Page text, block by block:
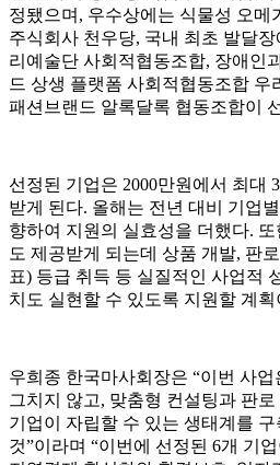
정됐으며, 우수상에는 식물성 오메
주식회사 천우당, 국내 최초 발달
리예술단 사회적협동조합, 장애인
드 상생 플랫폼 사회적협동조합 우
패션브랜드 알록달록 협동조합이
선정된 기업은 2000만원에서 최대
받게 된다. 올해는 전년 대비 기업
향하여 지원의 실효성을 더했다.
도 제공받게 되는데 상품 개발, 판
표) 등급 취득 등 실질적인 사업적
치도 실현할 수 있도록 지원할 계획
우희종 한국마사회장은 “이번 사업
그치지 않고, 맞춤형 컨설팅과 판
기업이 자립할 수 있는 생태계를
것”이라며 “이번에 선정된 6개 기